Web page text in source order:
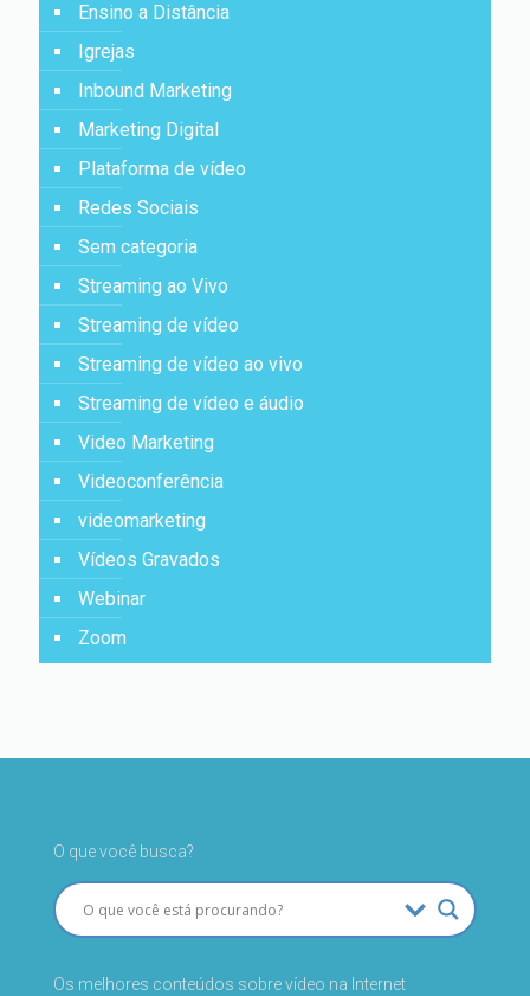
Ensino a Distância
Igrejas
Inbound Marketing
Marketing Digital
Plataforma de vídeo
Redes Sociais
Sem categoria
Streaming ao Vivo
Streaming de vídeo
Streaming de vídeo ao vivo
Streaming de vídeo e áudio
Video Marketing
Videoconferência
videomarketing
Vídeos Gravados
Webinar
Zoom
O que você busca?
Os melhores conteúdos sobre vídeo na Internet